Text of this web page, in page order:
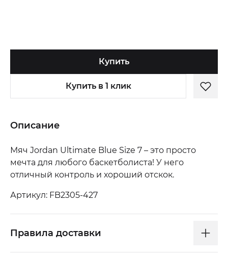
Купить
Купить в 1 клик
Описание
Мяч Jordan Ultimate Blue Size 7 – это просто
мечта для любого баскетболиста! У него
отличный контроль и хороший отскок.
Артикул: FB2305-427
Правила доставки